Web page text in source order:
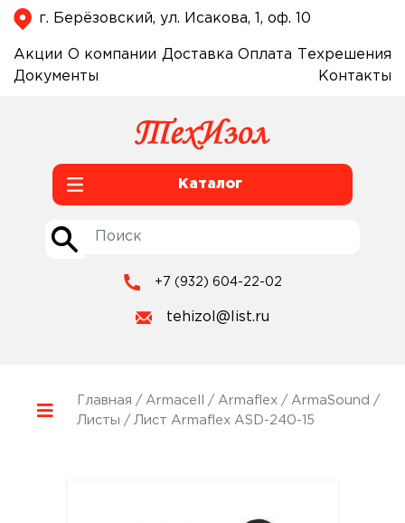
г. Берёзовский, ул. Исакова, 1, оф. 10
Акции О компании Доставка Оплата
Техрешения
Документы
Контакты
Каталог
+7 (932) 604-22-02
tehizol@list.ru
Главная / Armacell / Armaflex/ ArmaSound /
Листы / Лист Armaflex ASD-240-15